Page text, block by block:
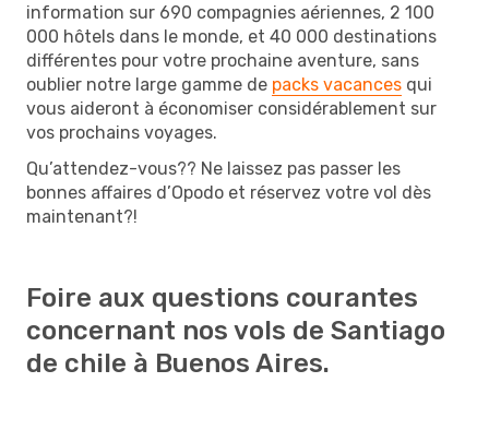
information sur 690 compagnies aériennes, 2 100
000 hôtels dans le monde, et 40 000 destinations
différentes pour votre prochaine aventure, sans
oublier notre large gamme de packs vacances qui
vous aideront à économiser considérablement sur
vos prochains voyages.
Qu’attendez-vous?? Ne laissez pas passer les
bonnes affaires d’Opodo et réservez votre vol dès
maintenant?!
Foire aux questions courantes
concernant nos vols de Santiago
de chile à Buenos Aires.